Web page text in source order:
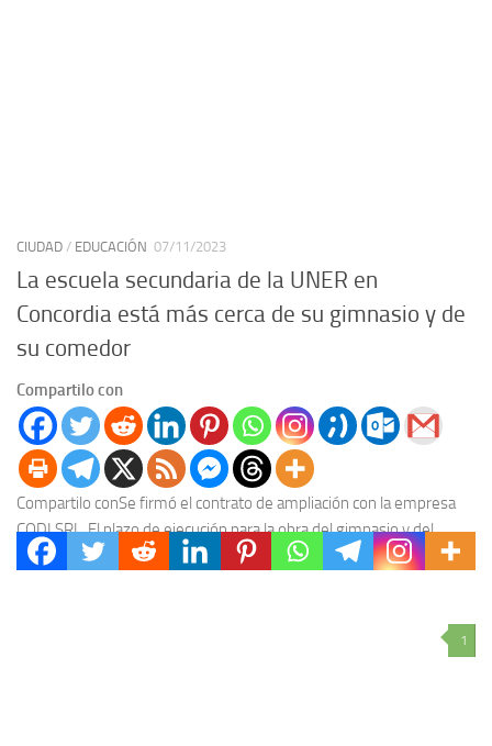
CIUDAD / EDUCACIÓN 07/11/2023
La escuela secundaria de la UNER en
Concordia está más cerca de su gimnasio y de
su comedor
Compartilo con
Compartilo conSe firmó el contrato de ampliación con la empresa
CODI SRL. El plazo de ejecución para la obra del gimnasio y del
comedor es...
1